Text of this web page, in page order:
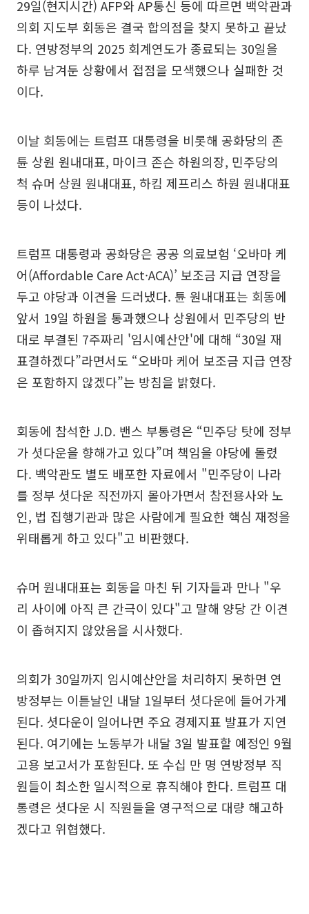
29일(현지시간) AFP와 AP통신 등에 따르면 백악관과
의회 지도부 회동은 결국 합의점을 찾지 못하고 끝났
다. 연방정부의 2025 회계연도가 종료되는 30일을
하루 남겨둔 상황에서 접점을 모색했으나 실패한 것
이다.
이날 회동에는 트럼프 대통령을 비롯해 공화당의 존
튠 상원 원내대표, 마이크 존슨 하원의장, 민주당의
척 슈머 상원 원내대표, 하킴 제프리스 하원 원내대표
등이 나섰다.
트럼프 대통령과 공화당은 공공 의료보험 ‘오바마 케
어(Affordable Care Act·ACA)’ 보조금 지급 연장을
두고 야당과 이견을 드러냈다. 튠 원내대표는 회동에
앞서 19일 하원을 통과했으나 상원에서 민주당의 반
대로 부결된 7주짜리 '임시예산안'에 대해 “30일 재
표결하겠다”라면서도 “오바마 케어 보조금 지급 연장
은 포함하지 않겠다”는 방침을 밝혔다.
회동에 참석한 J.D. 밴스 부통령은 “민주당 탓에 정부
가 셧다운을 향해가고 있다”며 책임을 야당에 돌렸
다. 백악관도 별도 배포한 자료에서 "민주당이 나라
를 정부 셧다운 직전까지 몰아가면서 참전용사와 노
인, 법 집행기관과 많은 사람에게 필요한 핵심 재정을
위태롭게 하고 있다"고 비판했다.
슈머 원내대표는 회동을 마친 뒤 기자들과 만나 "우
리 사이에 아직 큰 간극이 있다"고 말해 양당 간 이견
이 좁혀지지 않았음을 시사했다.
의회가 30일까지 임시예산안을 처리하지 못하면 연
방정부는 이튿날인 내달 1일부터 셧다운에 들어가게
된다. 셧다운이 일어나면 주요 경제지표 발표가 지연
된다. 여기에는 노동부가 내달 3일 발표할 예정인 9월
고용 보고서가 포함된다. 또 수십 만 명 연방정부 직
원들이 최소한 일시적으로 휴직해야 한다. 트럼프 대
통령은 셧다운 시 직원들을 영구적으로 대량 해고하
겠다고 위협했다.